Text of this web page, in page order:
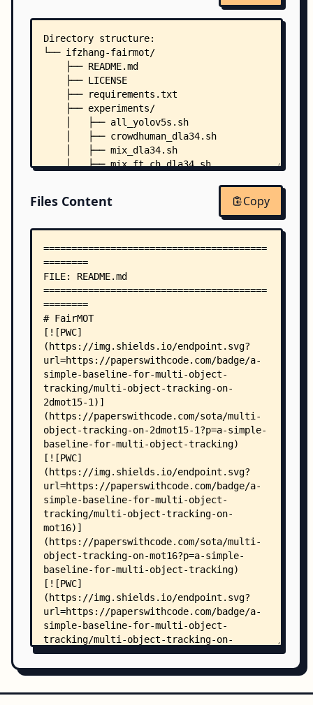
Directory structure:
└── ifzhang-fairmot/
    ├── README.md
    ├── LICENSE
    ├── requirements.txt
    ├── experiments/
    │   ├── all_yolov5s.sh
    │   ├── crowdhuman_dla34.sh
    │   ├── mix_dla34.sh
    │   ├── mix_ft_ch_dla34.sh
    │   ├── mix_mot17_half_res34.sh
    │   ├── mix_mot17_half_res34fpn.sh
    │   ├── mix_mot17_half_res50.sh
    │   ├── mix_mot17_half_yolov5s.sh
    │   ├── mot15_ft_mix_dla34.sh
    │   ├── mot17_dla34.sh
    │   ├── mot17_half_dla34.sh
    │   ├── mot17_half_yolov5s.sh
    │   └── mot20_ft_mix_dla34.sh
    └── src/
        ├── _init_paths.py
        ├── demo.py
        ├── detect.py
        ├── detection_demo.py
        ├── gen_data_path.py
        ├── gen_labels_15.py
        ├── gen_labels_16.py
        ├── gen_labels_20.py
        ├── gen_labels_crowd_det.py
        ├── gen_labels_crowd_id.py
        ├── test_det.py
        ├── test_emb.py
        ├── track.py
        ├── track_half.py
        ├── train.py
        ├── data/
        │   ├── citypersons.val
        │   └── mot17.emb
        └── lib/
            ├── logger.py
            ├── opts.py
            ├── cfg/
            │   ├── crowdhuman.json
            │   ├── data.json
            │   ├── data_half.json
Files Content Copy